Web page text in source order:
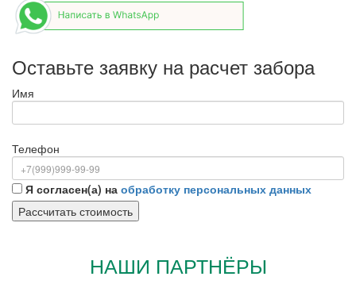
Оставьте заявку на расчет забора
Имя
Телефон
Я согласен(а) на обработку персональных данных
НАШИ ПАРТНЁРЫ